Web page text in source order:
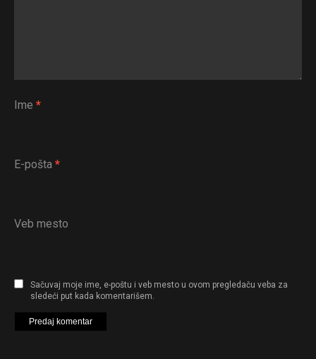
Ime *
E-pošta *
Veb mesto
Sačuvaj moje ime, e-poštu i veb mesto u ovom pregledaču veba za
sledeći put kada komentarišem.